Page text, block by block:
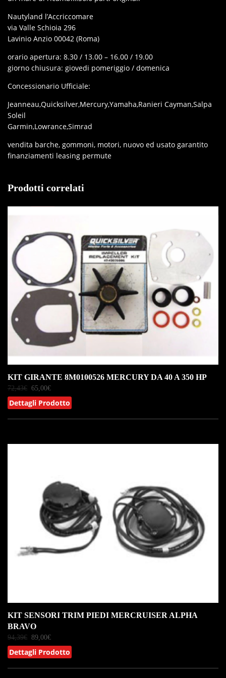
Nautyland l’Accriccomare
via Valle Schioia 296
Lavinio Anzio 00042 (Roma)
orario apertura: 8.30 / 13.00 – 16.00 / 19.00
giorno chiusura: giovedi pomeriggio / domenica
Concessionario Ufficiale:
Jeanneau,Quicksilver,Mercury,Yamaha,Ranieri Cayman,Salpa
Soleil
Garmin,Lowrance,Simrad
vendita barche, gommoni, motori, nuovo ed usato garantito
finanziamenti leasing permute
Prodotti correlati
IN OFFERTA!
KIT GIRANTE 8M0100526 MERCURY DA 40 A 350 HP
72,43€ 65,00€
Dettagli Prodotto
KIT SENSORI TRIM PIEDI MERCRUISER ALPHA
BRAVO
94,39€ 89,00€
Dettagli Prodotto